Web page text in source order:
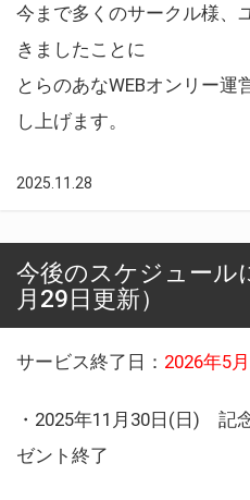
今まで多くのサークル様、
きましたことに
とらのあなWEBオンリー運
し上げます。
2025.11.28
今後のスケジュール
月29日更新）
サービス終了日： 2026年5
・2025年11月30日(日) 記
ゼント終了